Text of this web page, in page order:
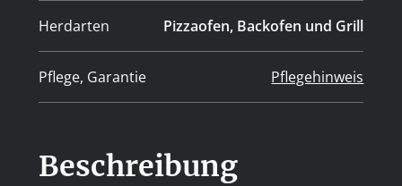
Herdarten Pizzaofen, Backofen und Grill
Pflege, Garantie Pflegehinweis
Beschreibung